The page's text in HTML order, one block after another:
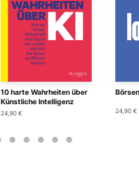
10 harte Wahrheiten über
Künstliche Intelligenz
24,90 € 24,90 €